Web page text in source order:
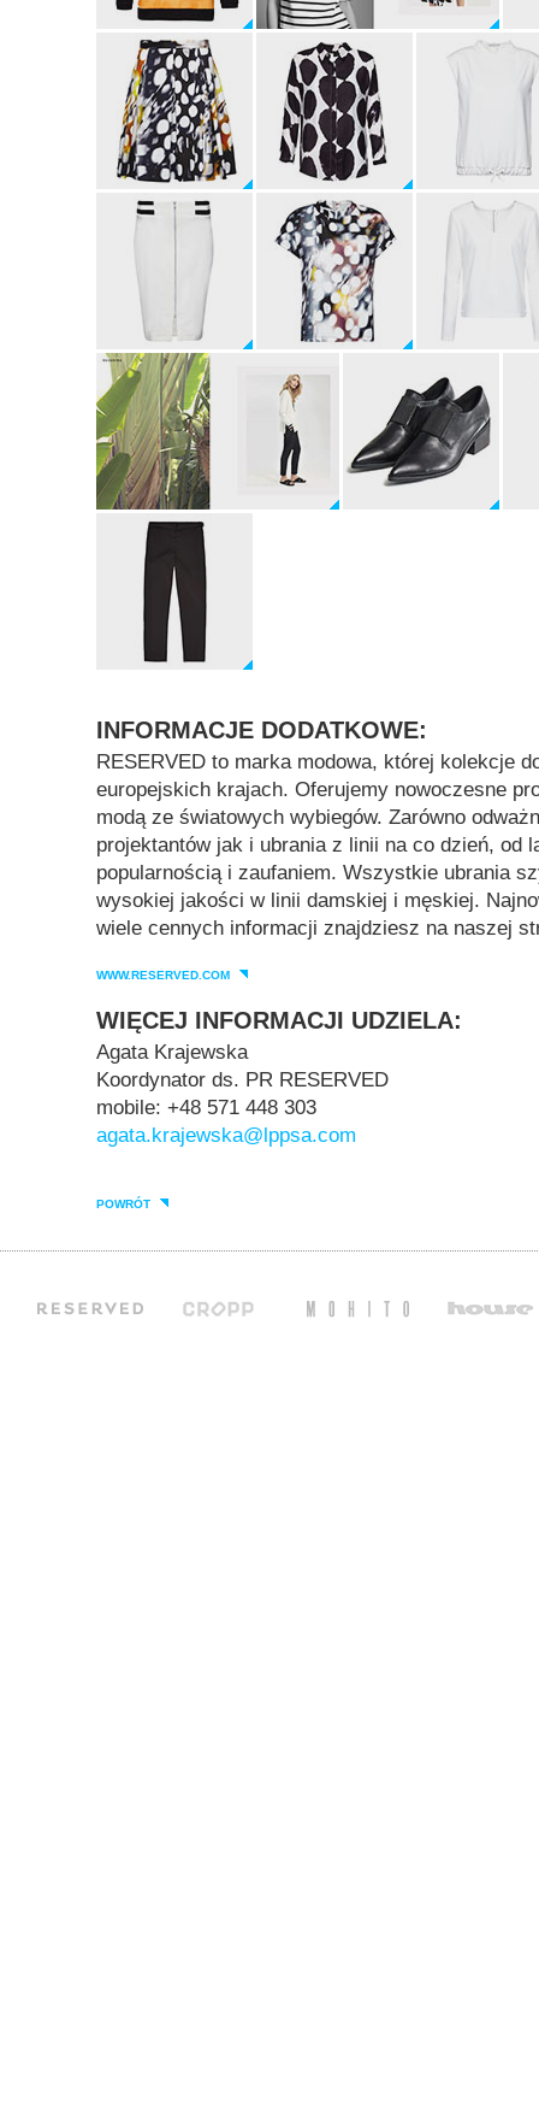
INFORMACJE DODATKOWE:
RESERVED to marka modowa, której kolekcje
europejskich krajach. Oferujemy nowoczesne
modą ze światowych wybiegów. Zarówno
projektantów jak i ubrania z linii na co dzień, od
popularnością i zaufaniem. Wszystkie ubrania
wysokiej jakości w linii damskiej i męskiej.
wiele cennych informacji znajdziesz na naszej
WWW.RESERVED.COM
WIĘCEJ INFORMACJI UDZIELA:
Agata Krajewska
Koordynator ds. PR RESERVED
mobile: +48 571 448 303
agata.krajewska@lppsa.com
POWRÓT